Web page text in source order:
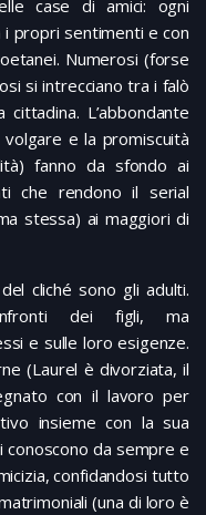
case di amici: ogni
i propri sentimenti e con
Numerosi (forse
si intrecciano tra i falò
L’abbondante
e la promiscuità
fanno da sfondo ai
che rendono il serial
stessa) ai maggiori di
cliché sono gli adulti.
dei figli, ma
e sulle loro esigenze.
(Laurel è divorziata, il
con il lavoro per
insieme con la sua
conoscono da sempre e
confidandosi tutto
(una di loro è